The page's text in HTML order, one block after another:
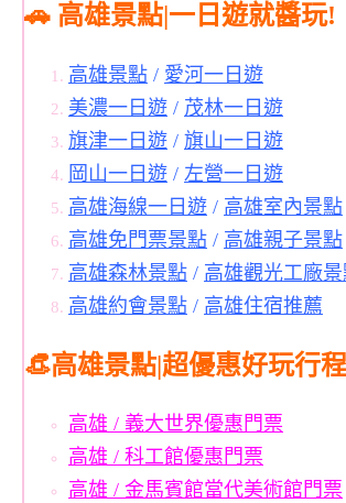
🚗 高雄景點|一日遊就醬玩!
高雄景點 / 愛河一日遊
美濃一日遊 / 茂林一日遊
旗津一日遊 / 旗山一日遊
岡山一日遊 / 左營一日遊
高雄海線一日遊 / 高雄室內景點
高雄免門票景點 / 高雄親子景點
高雄森林景點 / 高雄觀光工廠
高雄約會景點 / 高雄住宿推薦
👒高雄景點|超優惠好玩行
高雄 / 義大世界優惠門票
高雄 / 科工館優惠門票
高雄 / 金馬賓館當代美術館門票